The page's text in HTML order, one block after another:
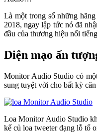
Là một trong số những
2018, ngay lập tức nó đã
đầu của thương hiệu nổi
Diện mạo ấn
Monitor Audio Studio có
sung tuyệt vời cho bất kỳ
Loa Monitor Audio Studio
kế củ loa tweeter dạng lỗ tổ